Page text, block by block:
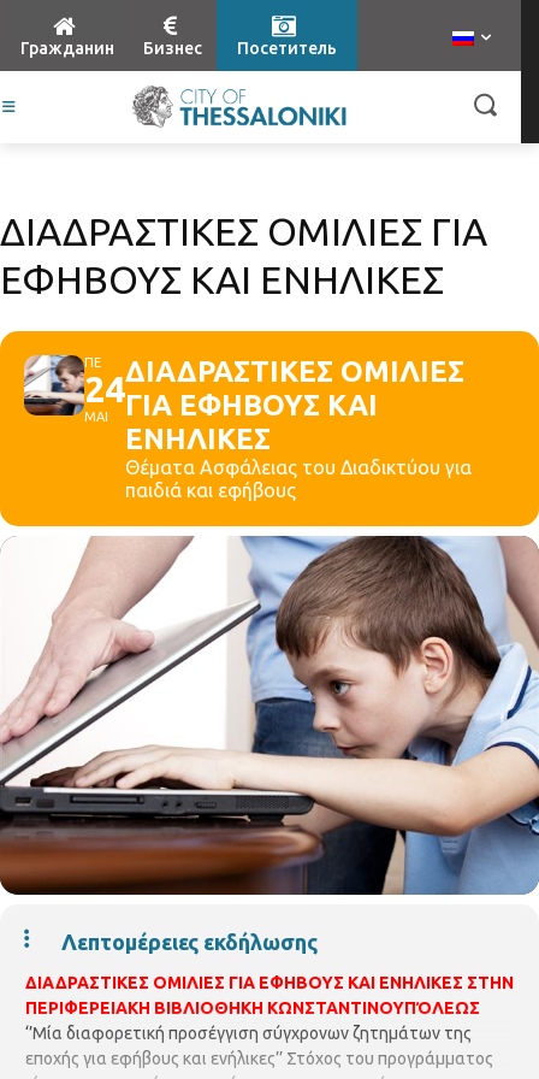
Гражданин Бизнес Посетитель
ΔΙΑΔΡΑΣΤΙΚΕΣ ΟΜΙΛΙΕΣ ΓΙΑ
ΕΦΗΒΟΥΣ ΚΑΙ ΕΝΗΛΙΚΕΣ
ΠΕ
24
ΜΑΙ
ΔΙΑΔΡΑΣΤΙΚΕΣ ΟΜΙΛΙΕΣ
ΓΙΑ ΕΦΗΒΟΥΣ ΚΑΙ
ΕΝΗΛΙΚΕΣ
Θέματα Ασφάλειας του Διαδικτύου για
παιδιά και εφήβους
Λεπτομέρειες εκδήλωσης
ΔΙΑΔΡΑΣΤΙΚΕΣ ΟΜΙΛΙΕΣ ΓΙΑ ΕΦΗΒΟΥΣ ΚΑΙ ΕΝΗΛΙΚΕΣ ΣΤΗΝ
ΠΕΡΙΦΕΡΕΙΑΚΗ ΒΙΒΛΙΟΘΗΚΗ ΚΩΝΣΤΑΝΤΙΝΟΥΠΌΛΕΩΣ
‘’Μία διαφορετική προσέγγιση σύγχρονων ζητημάτων της
εποχής για εφήβους και ενήλικες’’ Στόχος του προγράμματος